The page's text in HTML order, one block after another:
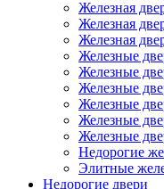
Железная
Железная
Железная
Железные
Железные
Железные
Железные
Железные
Железные
Недорогие
Элитные
Недорогие двери